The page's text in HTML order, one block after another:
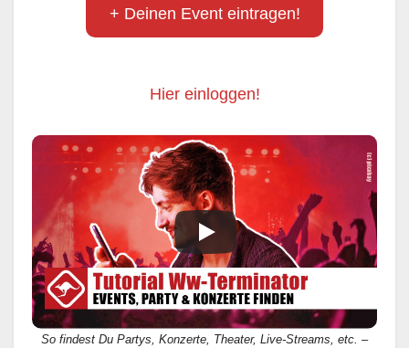
+ Deinen Event eintragen!
Hier einloggen!
So findest Du Partys, Konzerte, Theater, Live-Streams, etc. –